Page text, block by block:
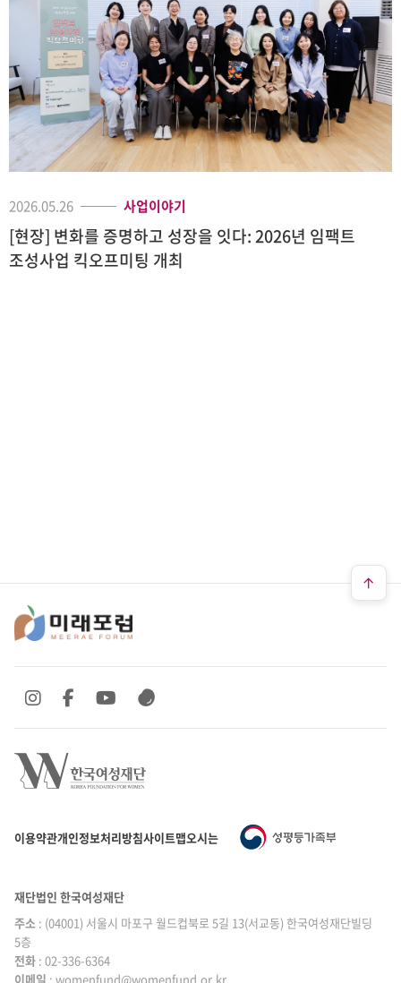
2026.05.26 사업이야기
[현장] 변화를 증명하고 성장을 잇다: 2026년 임팩트
조성사업 킥오프미팅 개최
이용약관개인정보처리방침사이트맵오시는 길
SNS 바로가기
SNS 바로가기SNS 바로가기
SNS 바로가기
재단법인 한국여성재단
주소 : (04001) 서울시 마포구 월드컵북로 5길 13(서교동) 한국여성재단빌딩
5층
전화 : 02-336-6364
|
이메일 : womenfund@womenfund.or.kr